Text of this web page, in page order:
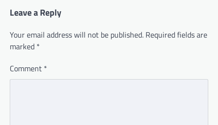
Leave a Reply
Your email address will not be published. Required fields are
marked *
Comment *